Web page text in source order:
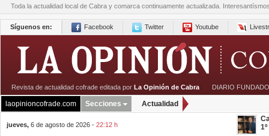
Toda la actualidad local de Cabra y comarca continuamente actualizada.
Síguenos en: Facebook Twitter Youtube
Revista de actualidad cofrade editada por La Opinión de Cabra | DIARIO
laopinioncofrade.com Secciones Actualidad
jueves, 6 de agosto de 2026 - 22:12 h